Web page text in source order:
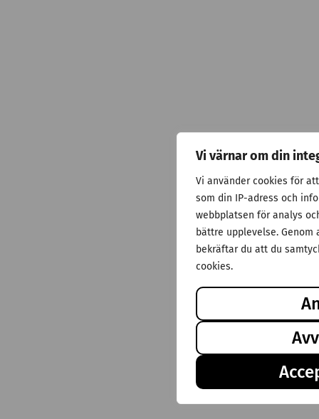
Vi värnar om din
Vi använder cookies för
som din IP-adress och
webbplatsen för analys
bättre upplevelse.
bekräftar du att du
cookies.